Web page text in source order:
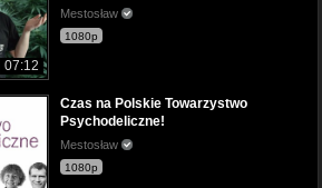
07:12
Mestosław
1080p
Czas na Polskie Towarzystwo
Psychodeliczne!
Mestosław
1080p